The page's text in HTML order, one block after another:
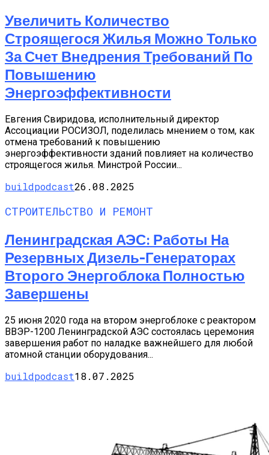
Увеличить Количество
Строящегося Жилья Можно Только
За Счет Внедрения Требований По
Повышению
Энергоэффективности
Евгения Свиридова, исполнительный директор
Ассоциации РОСИЗОЛ, поделилась мнением о том, как
отмена требований к повышению
энергоэффективности зданий повлияет на количество
строящегося жилья. Минстрой России...
buildpodcast26.08.2025
СТРОИТЕЛЬСТВО И РЕМОНТ
Ленинградская АЭС: Работы На
Резервных Дизель-Генераторах
Второго Энергоблока Полностью
Завершены
25 июня 2020 года на втором энергоблоке с реактором
ВВЭР-1200 Ленинградской АЭС состоялась церемония
завершения работ по наладке важнейшего для любой
атомной станции оборудования...
buildpodcast18.07.2025